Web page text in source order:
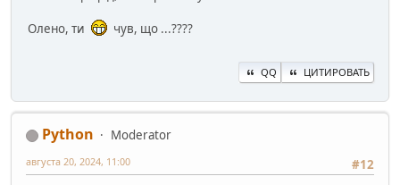
Олено, ти чув, що ...????
QQ ЦИТИРОВАТЬ
Python
Moderator
#12
августа 20, 2024, 11:00